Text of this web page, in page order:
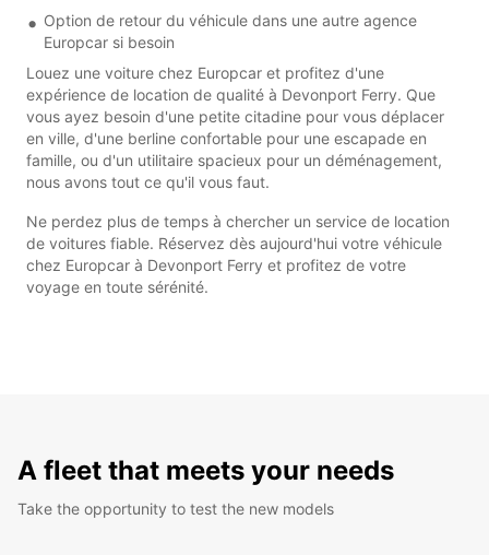
Option de retour du véhicule dans une autre agence
Europcar si besoin
Louez une voiture chez Europcar et profitez d'une
expérience de location de qualité à Devonport Ferry. Que
vous ayez besoin d'une petite citadine pour vous déplacer
en ville, d'une berline confortable pour une escapade en
famille, ou d'un utilitaire spacieux pour un déménagement,
nous avons tout ce qu'il vous faut.
Ne perdez plus de temps à chercher un service de location
de voitures fiable. Réservez dès aujourd'hui votre véhicule
chez Europcar à Devonport Ferry et profitez de votre
voyage en toute sérénité.
A fleet that meets your needs
Take the opportunity to test the new models